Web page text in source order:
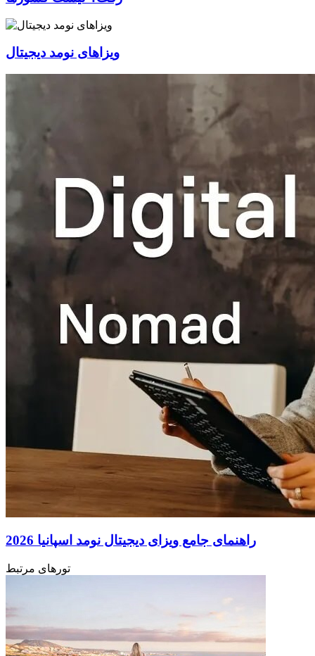
ویزاهای نومد دیجیتال
راهنمای جامع ویزای دیجیتال نومد اسپانیا 2026
تورهای مرتبط